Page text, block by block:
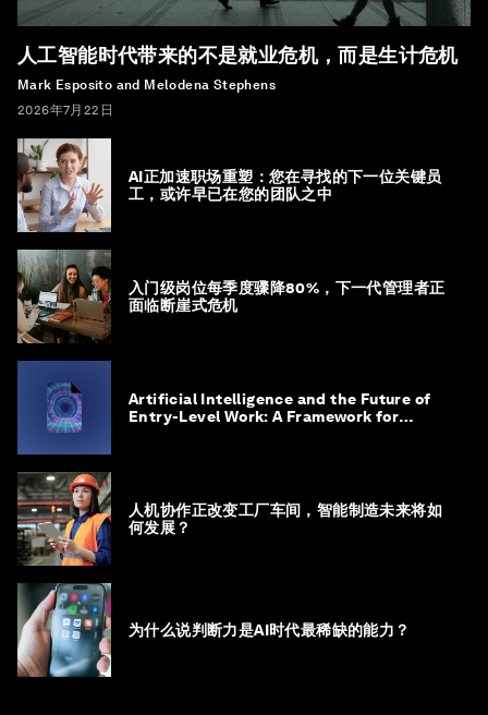
人工智能时代带来的不是就业危机，而是生计危机
Mark Esposito and Melodena Stephens
2026年7月22日
AI正加速职场重塑：您在寻找的下一位关键员
工，或许早已在您的团队之中
入门级岗位每季度骤降80%，下一代管理者正
面临断崖式危机
Artificial Intelligence and the Future of
Entry-Level Work: A Framework for
人机协作正改变工厂车间，智能制造未来将如
何发展？
为什么说判断力是AI时代最稀缺的能力？